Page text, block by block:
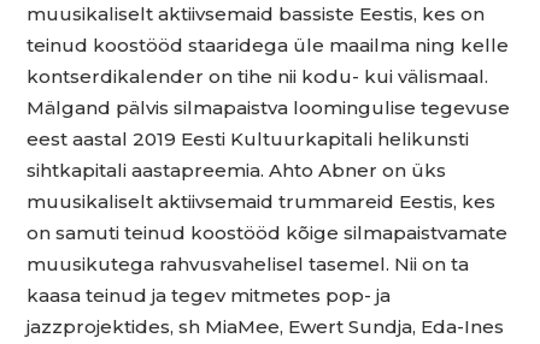
muusikaliselt aktiivsemaid bassiste Eestis, kes on
teinud koostööd staaridega üle maailma ning kelle
kontserdikalender on tihe nii kodu- kui välismaal.
Mälgand pälvis silmapaistva loomingulise tegevuse
eest aastal 2019 Eesti Kultuurkapitali helikunsti
sihtkapitali aastapreemia. Ahto Abner on üks
muusikaliselt aktiivsemaid trummareid Eestis, kes
on samuti teinud koostööd kõige silmapaistvamate
muusikutega rahvusvahelisel tasemel. Nii on ta
kaasa teinud ja tegev mitmetes pop- ja
jazzprojektides, sh MiaMee, Ewert Sundja, Eda-Ines